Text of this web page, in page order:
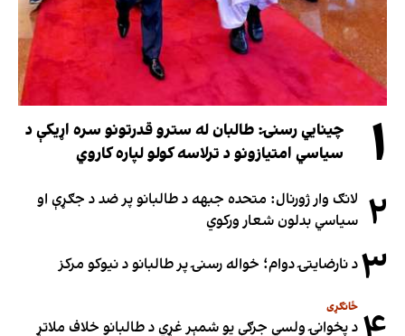
۱
چینایي رسنۍ: طالبان له سترو قدرتونو سره اړیکې د
سیاسي امتیازونو د ترلاسه کولو لپاره کاروي
۲ لانګ وار ژورنال: متحده جبهه د طالبانو پر ضد د جګړې او
سیاسي بدلون شعار ورکوي
۳د نارضایتۍ دوام؛ خواله رسنۍ پر طالبانو د نیوکو مرکز
ځانګړی
د پخوانۍ ولسي جرګې یو شمېر غړي د طالبانو خلاف ملاتړ